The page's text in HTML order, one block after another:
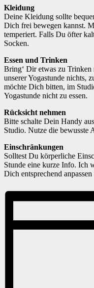
Kleidung
Deine Kleidung sollte
Dich frei bewegen kannst.
temperiert. Falls Du öfter
Socken.
Essen und Trinken
Bring‘ Dir etwas zu Trinken
unserer Yogastunde nichts,
möchte Dich bitten, im
Yogastunde nicht zu essen.
Rücksicht nehmen
Bitte schalte Dein Handy
Studio. Nutze die bewusste
Einschränkungen
Solltest Du körperliche
Stunde eine kurze Info. Ich
Dich entsprechend